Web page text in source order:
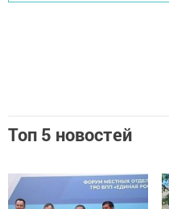
Топ 5 новостей